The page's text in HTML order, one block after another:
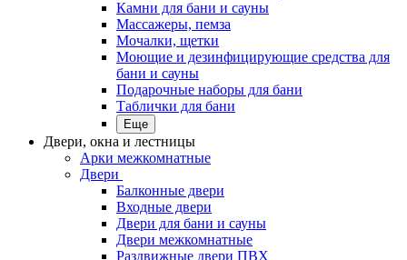
Камни для бани и сауны
Массажеры, пемза
Мочалки, щетки
Моющие и дезинфицирующие средства для
бани и сауны
Подарочные наборы для бани
Таблички для бани
Еще
Двери, окна и лестницы
Арки межкомнатные
Двери
Балконные двери
Входные двери
Двери для бани и сауны
Двери межкомнатные
Раздвижные двери ПВХ